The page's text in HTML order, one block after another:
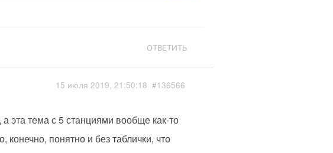
ОТВЕТИТЬ
15 июля 2019, 21:50:18 #136566
эта тема с 5 станциями вообще как-то
конечно, понятно и без таблички, что